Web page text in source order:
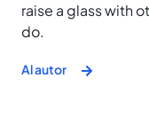
raise a glass with
do.
Al autor